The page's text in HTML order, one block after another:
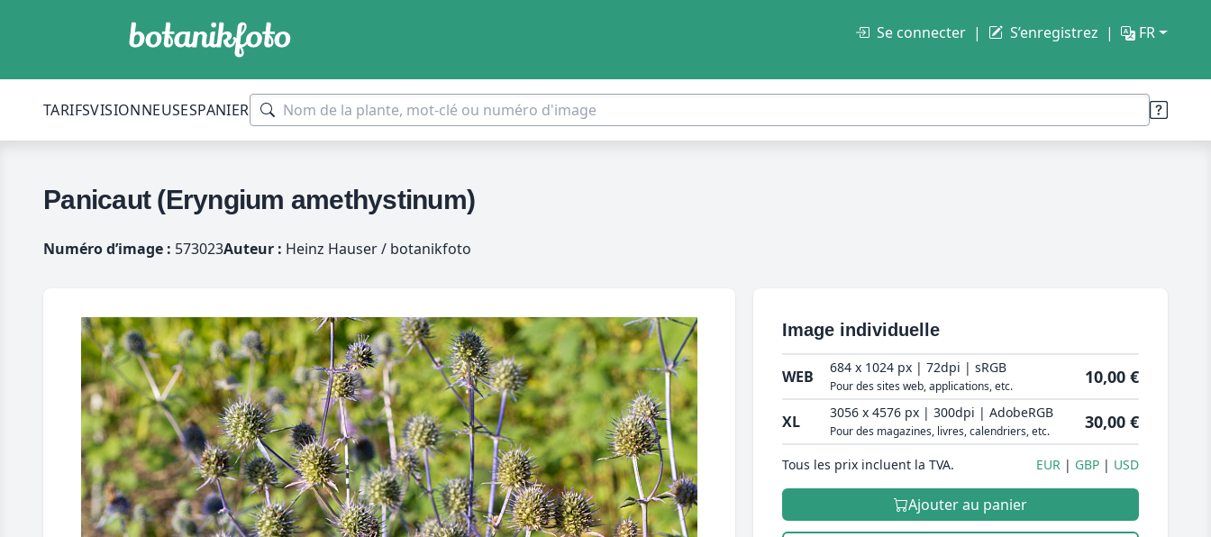
Se connecter S’enregistrez FR
TARIFSVISIONNEUSESPANIER
Panicaut (Eryngium amethystinum)
Numéro d’image : 573023Auteur : Heinz Hauser / botanikfoto
Image individuelle
WEB 684 x 1024 px | 72dpi | sRGB
Pour des sites web, applications, etc. 10,00 €
XL 3056 x 4576 px | 300dpi | AdobeRGB
Pour des magazines, livres, calendriers, etc. 30,00 €
Tous les prix incluent la TVA. EUR GBP USD
Ajouter au panier